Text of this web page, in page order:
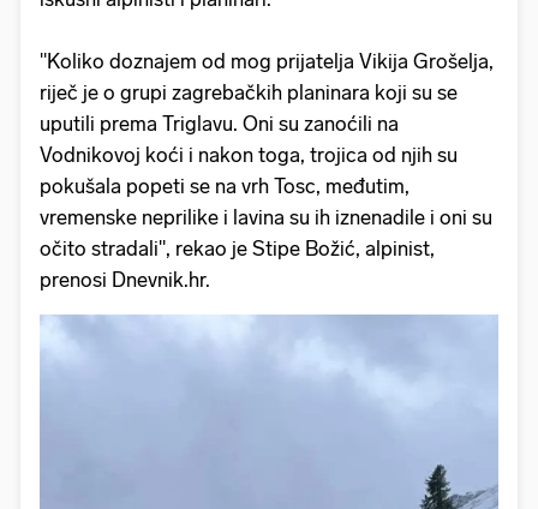
"Koliko doznajem od mog prijatelja Vikija Grošelja,
riječ je o grupi zagrebačkih planinara koji su se
uputili prema Triglavu. Oni su zanoćili na
Vodnikovoj koći i nakon toga, trojica od njih su
pokušala popeti se na vrh Tosc, međutim,
vremenske neprilike i lavina su ih iznenadile i oni su
očito stradali", rekao je Stipe Božić, alpinist,
prenosi Dnevnik.hr.